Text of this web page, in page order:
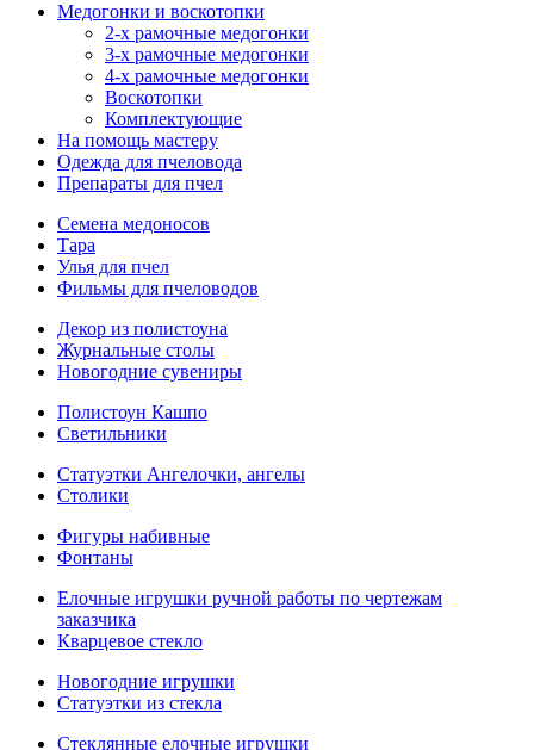
Медогонки и воскотопки
2-х рамочные медогонки
3-х рамочные медогонки
4-х рамочные медогонки
Воскотопки
Комплектующие
На помощь мастеру
Одежда для пчеловода
Препараты для пчел
Семена медоносов
Тара
Улья для пчел
Фильмы для пчеловодов
Декор из полистоуна
Журнальные столы
Новогодние сувениры
Полистоун Кашпо
Светильники
Статуэтки Ангелочки, ангелы
Столики
Фигуры набивные
Фонтаны
Елочные игрушки ручной работы по чертежам
заказчика
Кварцевое стекло
Новогодние игрушки
Статуэтки из стекла
Стеклянные елочные игрушки